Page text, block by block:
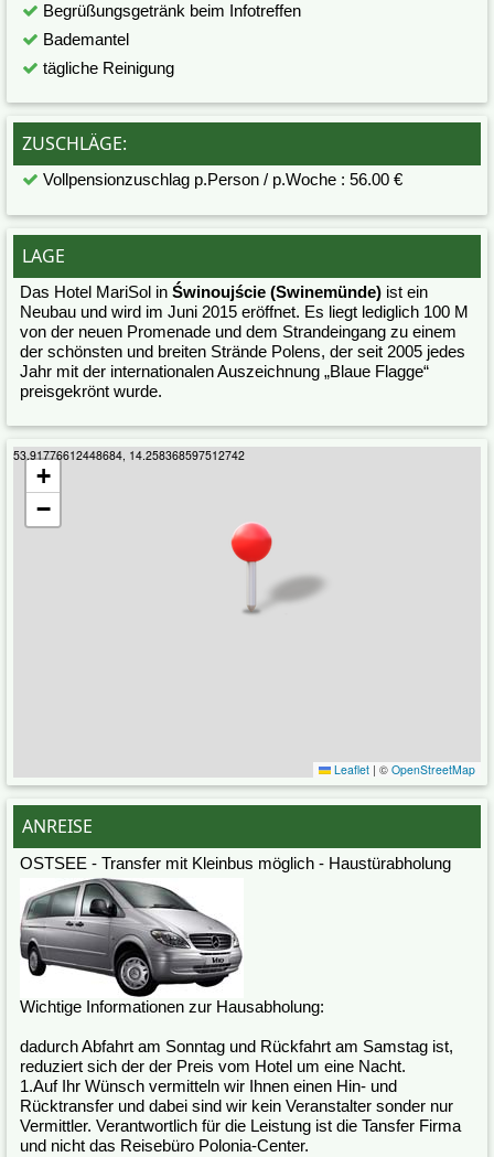
Begrüßungsgetränk beim Infotreffen
Bademantel
tägliche Reinigung
ZUSCHLÄGE:
Vollpensionzuschlag p.Person / p.Woche : 56.00 €
LAGE
Das Hotel MariSol in Świnoujście (Swinemünde) ist ein
Neubau und wird im Juni 2015 eröffnet. Es liegt lediglich 100 M
von der neuen Promenade und dem Strandeingang zu einem
der schönsten und breiten Strände Polens, der seit 2005 jedes
Jahr mit der internationalen Auszeichnung „Blaue Flagge“
preisgekrönt wurde.
53.91776612448684, 14.258368597512742
+
−
Leaflet | © OpenStreetMap
ANREISE
OSTSEE - Transfer mit Kleinbus möglich - Haustürabholung
Wichtige Informationen zur Hausabholung:
dadurch Abfahrt am Sonntag und Rückfahrt am Samstag ist,
reduziert sich der der Preis vom Hotel um eine Nacht.
1.Auf Ihr Wünsch vermitteln wir Ihnen einen Hin- und
Rücktransfer und dabei sind wir kein Veranstalter sonder nur
Vermittler. Verantwortlich für die Leistung ist die Tansfer Firma
und nicht das Reisebüro Polonia-Center.